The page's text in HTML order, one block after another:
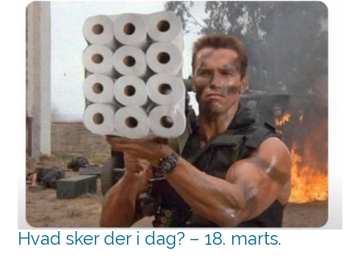
Hvad sker der i dag? – 18. marts.